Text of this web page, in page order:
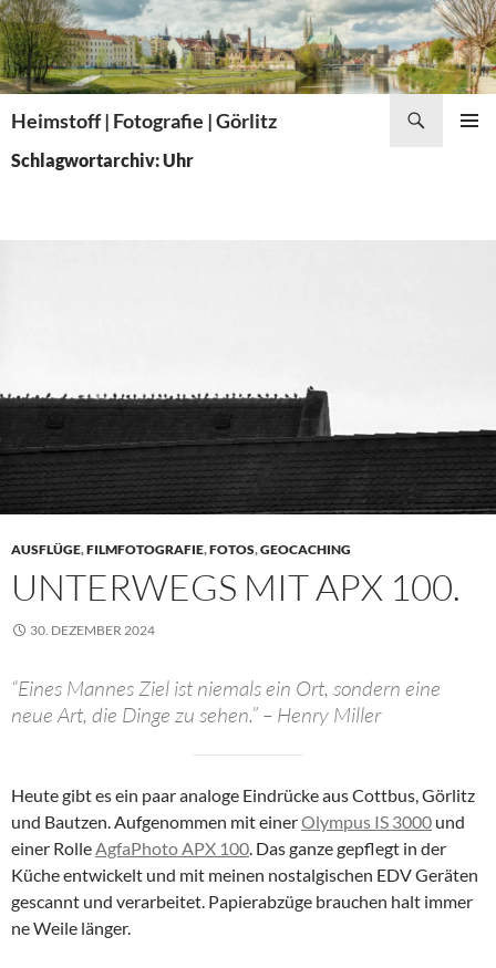
Zum
Inhalt
springen
Heimstoff | Fotografie | Görlitz
Schlagwortarchiv: Uhr
AUSFLÜGE,FILMFOTOGRAFIE,FOTOS,GEOCACHING
UNTERWEGS MIT APX 100.
30. DEZEMBER 2024
“Eines Mannes Ziel ist niemals ein Ort, sondern eine
neue Art, die Dinge zu sehen.” – Henry Miller
Heute gibt es ein paar analoge Eindrücke aus Cottbus, Görlitz
und Bautzen. Aufgenommen mit einerOlympus IS 3000 und
einer RolleAgfaPhoto APX 100. Das ganze gepflegt in der
Küche entwickelt und mit meinen nostalgischen EDV Geräten
gescannt und verarbeitet. Papierabzüge brauchen halt immer
ne Weile länger.